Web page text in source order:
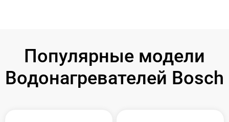
Популярные модели
Водонагревателей Bosch